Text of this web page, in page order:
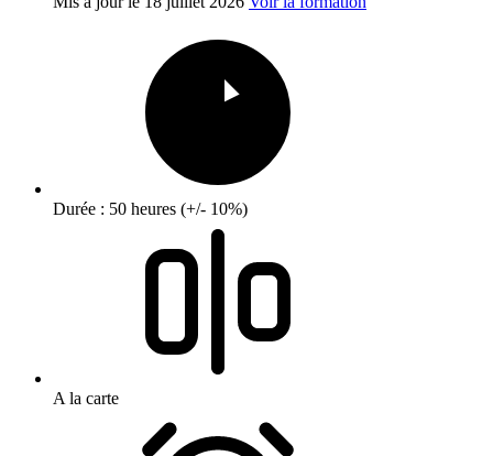
Durée : 50 heures (+/- 10%)
A la carte